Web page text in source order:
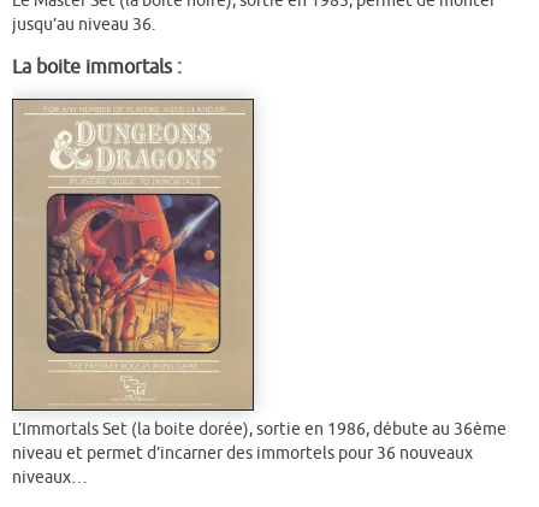
jusqu’au niveau 36.
La boite immortals :
L’Immortals Set (la boite dorée), sortie en 1986, débute au 36ème
niveau et permet d’incarner des immortels pour 36 nouveaux
niveaux…